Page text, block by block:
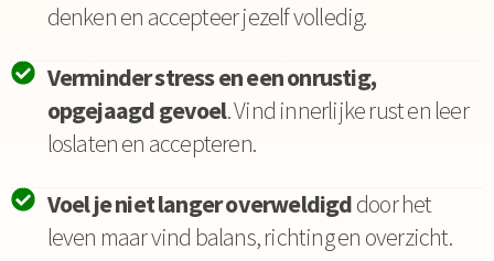
denken en accepteer jezelf volledig.
Verminder stress en een onrustig,
opgejaagd gevoel. Vind innerlijke rust en leer
loslaten en accepteren.
Voel je niet langer overweldigddoor het
leven maar vind balans, richting en overzicht.